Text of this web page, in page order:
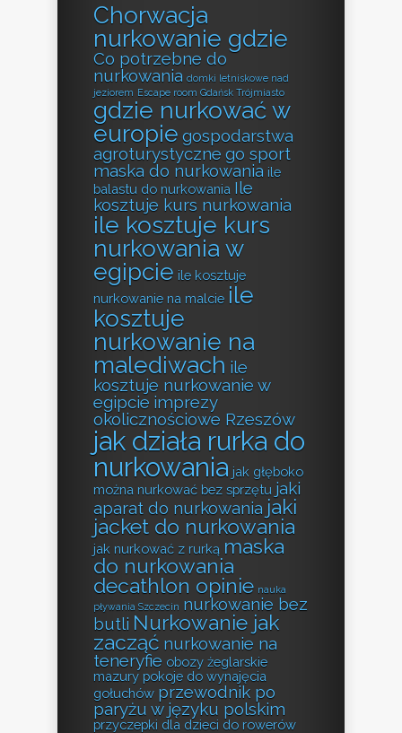
Chorwacja
nurkowanie gdzie
Co potrzebne do
nurkowania domki letniskowe nad
jeziorem Escape room Gdańsk Trójmiasto
gdzie nurkować w
europie gospodarstwa
agroturystyczne go sport
maska do nurkowania ile
balastu do nurkowania Ile
kosztuje kurs nurkowania
ile kosztuje kurs
nurkowania w
egipcie ile kosztuje
nurkowanie na malcie ile
kosztuje
nurkowanie na
malediwach ile
kosztuje nurkowanie w
egipcie imprezy
okolicznościowe Rzeszów
jak działa rurka do
nurkowania jak głęboko
można nurkować bez sprzętu jaki
aparat do nurkowania jaki
jacket do nurkowania
jak nurkować z rurką maska
do nurkowania
decathlon opinie nauka
pływania Szczecin nurkowanie bez
butli Nurkowanie jak
zacząć nurkowanie na
teneryfie obozy żeglarskie
mazury pokoje do wynajęcia
gołuchów przewodnik po
paryżu w języku polskim
przyczepki dla dzieci do rowerów